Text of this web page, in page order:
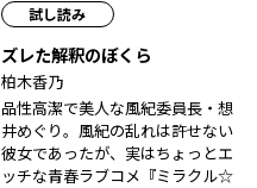
試し読み
ズレた解釈のぼくら
柏木香乃
品性高潔で美人な風紀委員長・想
井めぐり。風紀の乱れは許せない
彼女であったが、実はちょっとエ
ッチな青春ラブコメ『ミラクル☆